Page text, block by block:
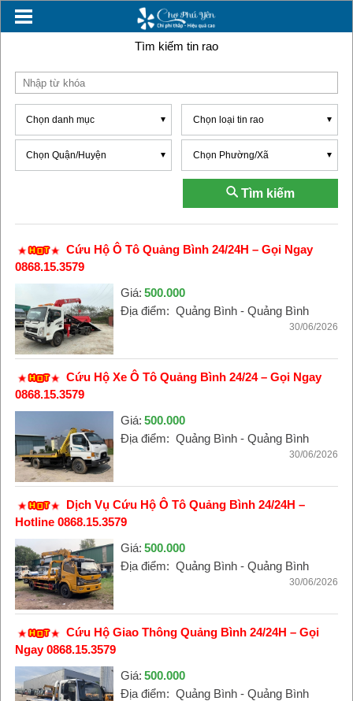
Tìm kiếm tin rao
Chọn danh mục Chọn loại tin rao
Chọn Quận/Huyện Chọn Phường/Xã
Tìm kiếm
Cứu Hộ Ô Tô Quảng Bình 24/24H – Gọi Ngay
0868.15.3579
Giá: 500.000
Địa điểm: Quảng Bình - Quảng Bình
30/06/2026
Cứu Hộ Xe Ô Tô Quảng Bình 24/24 – Gọi Ngay
0868.15.3579
Giá: 500.000
Địa điểm: Quảng Bình - Quảng Bình
30/06/2026
Dịch Vụ Cứu Hộ Ô Tô Quảng Bình 24/24H –
Hotline 0868.15.3579
Giá: 500.000
Địa điểm: Quảng Bình - Quảng Bình
30/06/2026
Cứu Hộ Giao Thông Quảng Bình 24/24H – Gọi
Ngay 0868.15.3579
Giá: 500.000
Địa điểm: Quảng Bình - Quảng Bình